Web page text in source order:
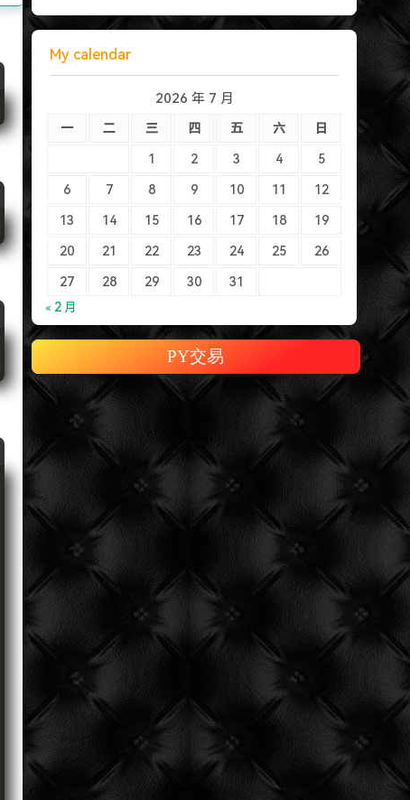
My calendar
27
« 2 月
PY交易